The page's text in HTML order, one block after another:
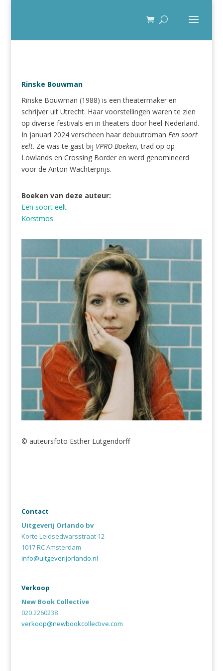
Rinske Bouwman
Rinske Bouwman (1988) is een theatermaker en
schrijver uit Utrecht. Haar voorstellingen waren te zien
op diverse festivals en in theaters door heel Nederland.
In januari 2024 verscheen haar debuutroman Een soort
eelt. Ze was te gast bij VPRO Boeken, trad op op
Lowlands en Crossing Border en werd genomineerd
voor de Anton Wachterprijs.
Boeken van deze auteur:
Een soort eelt
Korstmos
© auteursfoto Esther Lutgendorff
Contact
Uitgeverij Orlando bv
Korte Leidsedwarsstraat 12
1017 RC Amsterdam
info@uitgeverijorlando.nl
Verkoop
New Book Collective
020 2260238
verkoop@newbookcollective.com